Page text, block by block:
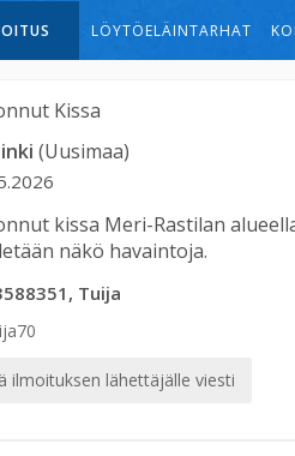
LÖYTÖELÄINTARHAT
Kissa
(Uusimaa)
kissa Meri-Rastilan
näkö havaintoja.
Tuija
ilmoituksen lähettäjälle viesti